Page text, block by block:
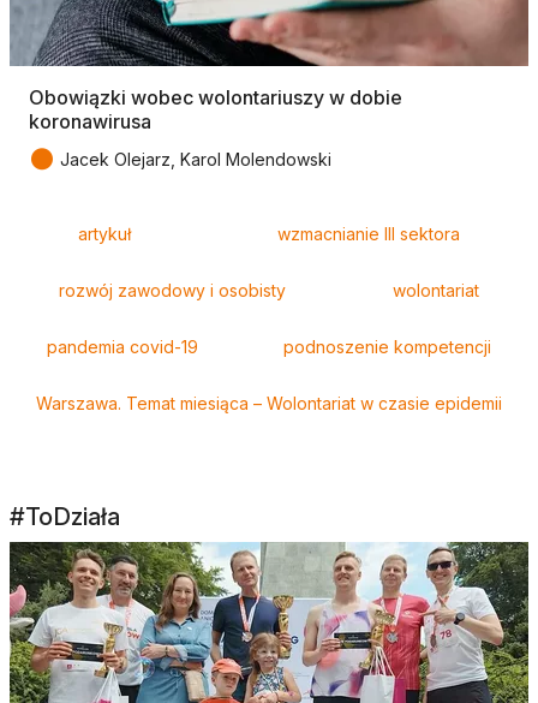
Obowiązki wobec wolontariuszy w dobie
koronawirusa
● Jacek Olejarz, Karol Molendowski
artykuł wzmacnianie III sektora
rozwój zawodowy i osobisty wolontariat
pandemia covid-19 podnoszenie kompetencji
Warszawa. Temat miesiąca – Wolontariat w czasie epidemii
#ToDziała